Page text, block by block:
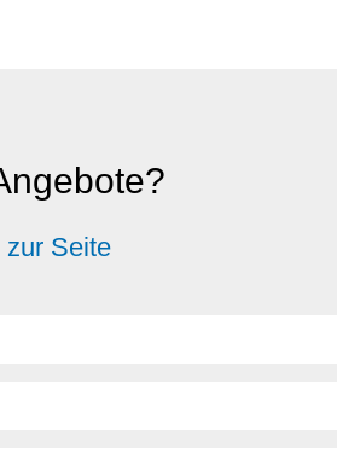
zur Seite